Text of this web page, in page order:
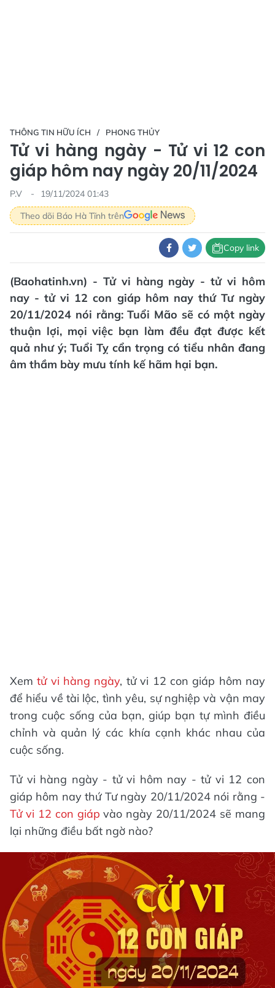
THÔNG TIN HỮU ÍCH PHONG THỦY
Tử vi hàng ngày - Tử vi 12 con
giáp hôm nay ngày 20/11/2024
P.V
19/11/2024 01:43
Theo dõi Báo Hà Tĩnh trên
Copy link
(Baohatinh.vn) - Tử vi hàng ngày - tử vi hôm
nay - tử vi 12 con giáp hôm nay thứ Tư ngày
20/11/2024 nói rằng: Tuổi Mão sẽ có một ngày
thuận lợi, mọi việc bạn làm đều đạt được kết
quả như ý; Tuổi Tỵ cẩn trọng có tiểu nhân đang
âm thầm bày mưu tính kế hãm hại bạn.
Xemtử vi hàng ngày, tử vi 12 con giáp hôm nay
để hiểu về tài lộc, tình yêu, sự nghiệp và vận may
trong cuộc sống của bạn, giúp bạn tự mình điều
chỉnh và quản lý các khía cạnh khác nhau của
cuộc sống.
Tử vi hàng ngày - tử vi hôm nay - tử vi 12 con
giáp hôm nay thứ Tư ngày 20/11/2024 nói rằng -
Tử vi 12 con giáp vào ngày 20/11/2024 sẽ mang
lại những điều bất ngờ nào?